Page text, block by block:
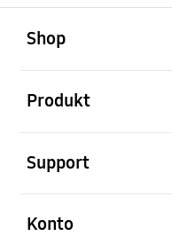
Shop
Produkt
Support
Konto